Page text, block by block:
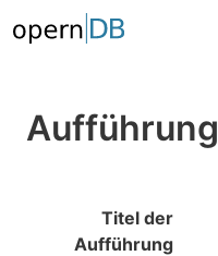
Aufführung
Titel der
Aufführung